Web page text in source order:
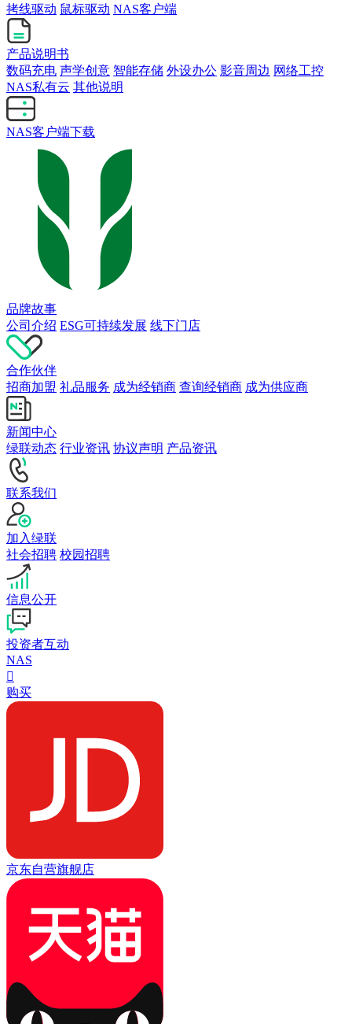
拷线驱动 鼠标驱动 NAS客户端
产品说明书
数码充电 声学创意 智能存储 外设办公 影音周边 网络工控
NAS私有云 其他说明
NAS客户端下载
品牌故事
公司介绍 ESG可持续发展 线下门店
合作伙伴
招商加盟 礼品服务 成为经销商 查询经销商 成为供应商
新闻中心
绿联动态 行业资讯 协议声明 产品资讯
联系我们
加入绿联
社会招聘 校园招聘
信息公开
投资者互动
NAS

购买
京东自营旗舰店